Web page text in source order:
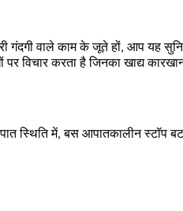
गंदगी वाले काम के जूते हों, आप यह
विचार करता है जिनका खाद्य
स्थिति में, बस आपातकालीन स्टॉप